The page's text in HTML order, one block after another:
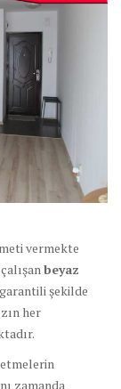
vermekte
beyaz
şekilde
her
zamanda